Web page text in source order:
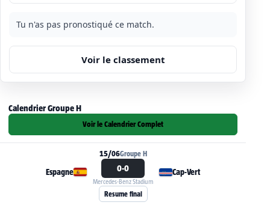
Tu n'as pas pronostiqué ce match.
Voir le classement
Calendrier Groupe H
Voir le Calendrier Complet
Voir la fiche du match Espagne - Cap-Vert
15/06Groupe H
Espagne 0-0
Mercedes-Benz Stadium
Cap-Vert
Resume final